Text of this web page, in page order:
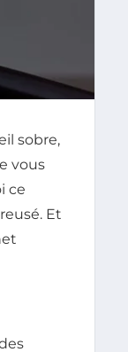
sobre,
vous
ce
Et